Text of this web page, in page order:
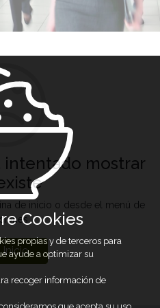
intentado mostrar
de inicio o desde el menú de
Inicio
Cookies
propias y de terceros para
ayude a optimizar su
recoger información de